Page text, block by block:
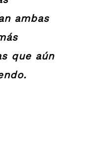
ambas
que aún